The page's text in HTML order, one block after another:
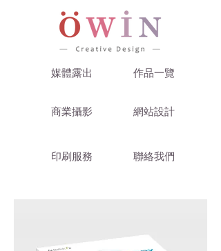
媒體露出
商業攝影
印刷服務
作品一覽
網站設計
聯絡我們